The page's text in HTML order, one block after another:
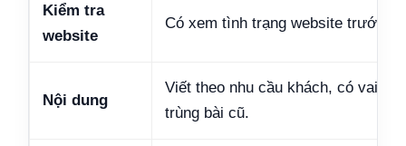
Kiểm tra
website
Có xem tình trạng website trước
Nội dung
Viết theo nhu cầu khách, có vai trò
trùng bài cũ.